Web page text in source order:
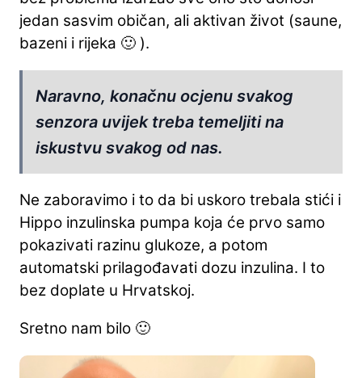
jedan sasvim običan, ali aktivan život (saune,
bazeni i rijeka 🙂 ).
Naravno, konačnu ocjenu svakog
senzora uvijek treba temeljiti na
iskustvu svakog od nas.
Ne zaboravimo i to da bi uskoro trebala stići i
Hippo inzulinska pumpa koja će prvo samo
pokazivati razinu glukoze, a potom
automatski prilagođavati dozu inzulina. I to
bez doplate u Hrvatskoj.
Sretno nam bilo 🙂